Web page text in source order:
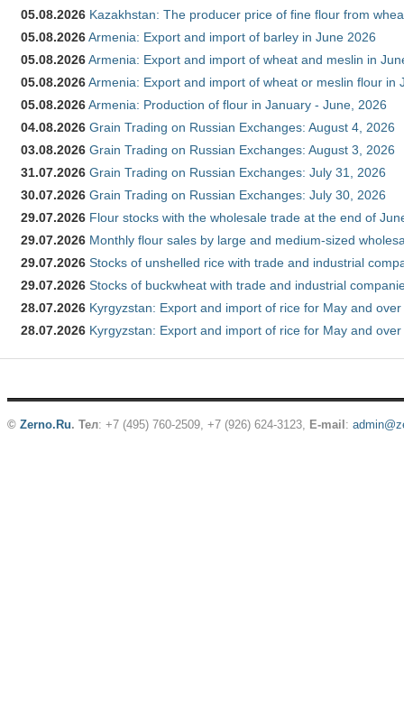
05.08.2026 Kazakhstan: The producer price of fine flour from
05.08.2026Armenia: Export and import of barley in June 2026
05.08.2026Armenia: Export and import of wheat and meslin in
05.08.2026Armenia: Export and import of wheat or meslin flour in
05.08.2026Armenia: Production of flour in January - June, 2026
04.08.2026 Grain Trading on Russian Exchanges: August 4, 2026
03.08.2026 Grain Trading on Russian Exchanges: August 3, 2026
31.07.2026 Grain Trading on Russian Exchanges: July 31, 2026
30.07.2026 Grain Trading on Russian Exchanges: July 30, 2026
29.07.2026 Flour stocks with the wholesale trade at the end of
29.07.2026 Monthly flour sales by large and medium-sized
29.07.2026 Stocks of unshelled rice with trade and industrial
29.07.2026 Stocks of buckwheat with trade and industrial
28.07.2026 Kyrgyzstan: Export and import of rice for May and
28.07.2026 Kyrgyzstan: Export and import of rice for May and
© Zerno.Ru. Тел: +7 (495) 760-2509, +7 (926) 624-3123, E-mail :